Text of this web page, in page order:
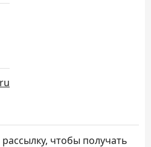
чтобы получать